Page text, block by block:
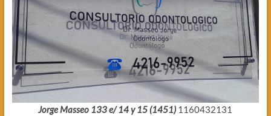
Jorge Masseo 133 e/ 14 y 15 (1451) 1160432131